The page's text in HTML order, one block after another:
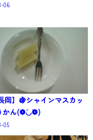
06
長岡】🍇シャインマスカッ
かん(❁´◡`❁)
05